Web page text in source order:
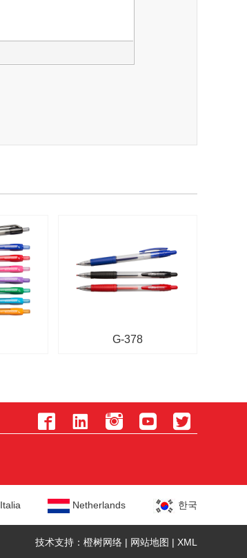
G-378
    
Italia Netherlands 한국
技术支持：橙树网络 | 网站地图 | XML